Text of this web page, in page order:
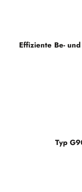
Effiziente Be-
Typ